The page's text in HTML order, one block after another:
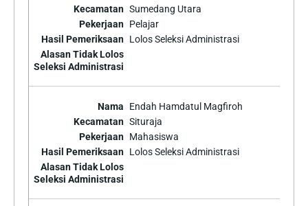
Sumedang Utara
Pelajar
Lolos Seleksi Administrasi
Endah Hamdatul Magfiroh
Situraja
Mahasiswa
Lolos Seleksi Administrasi